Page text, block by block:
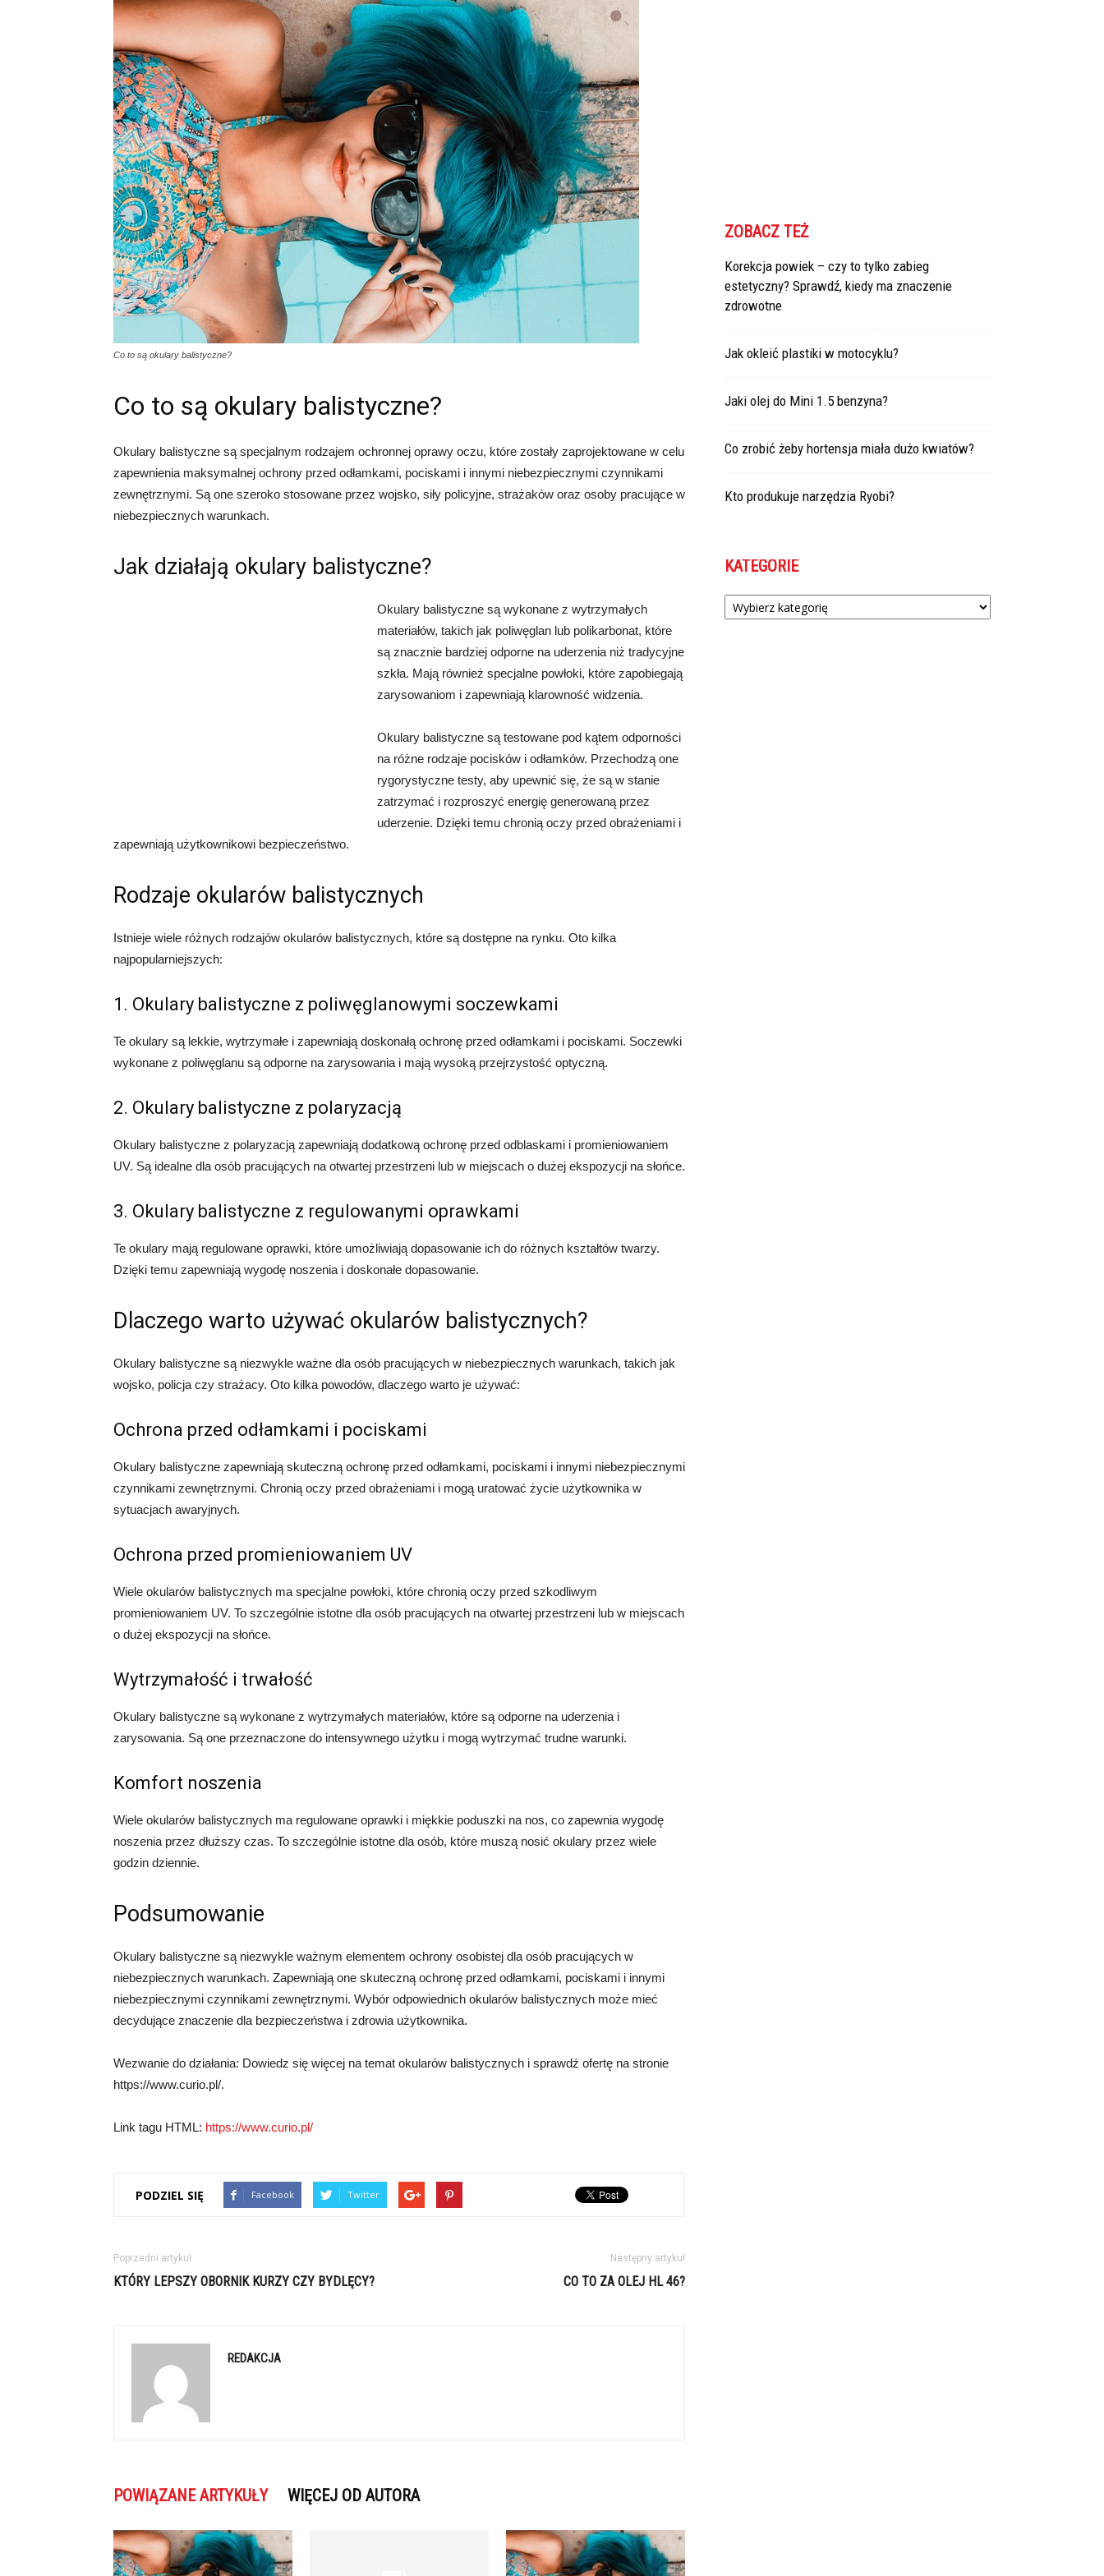
Co to są okulary balistyczne?
Co to są okulary balistyczne?
Okulary balistyczne są specjalnym rodzajem ochronnej oprawy oczu, które zostały zaprojektowane w celu
zapewnienia maksymalnej ochrony przed odłamkami, pociskami i innymi niebezpiecznymi czynnikami
zewnętrznymi. Są one szeroko stosowane przez wojsko, siły policyjne, strażaków oraz osoby pracujące w
niebezpiecznych warunkach.
Jak działają okulary balistyczne?
Okulary balistyczne są wykonane z wytrzymałych
materiałów, takich jak poliwęglan lub polikarbonat, które
są znacznie bardziej odporne na uderzenia niż tradycyjne
szkła. Mają również specjalne powłoki, które zapobiegają
zarysowaniom i zapewniają klarowność widzenia.
Okulary balistyczne są testowane pod kątem odporności
na różne rodzaje pocisków i odłamków. Przechodzą one
rygorystyczne testy, aby upewnić się, że są w stanie
zatrzymać i rozproszyć energię generowaną przez
uderzenie. Dzięki temu chronią oczy przed obrażeniami i
zapewniają użytkownikowi bezpieczeństwo.
Rodzaje okularów balistycznych
Istnieje wiele różnych rodzajów okularów balistycznych, które są dostępne na rynku. Oto kilka
najpopularniejszych:
1. Okulary balistyczne z poliwęglanowymi soczewkami
Te okulary są lekkie, wytrzymałe i zapewniają doskonałą ochronę przed odłamkami i pociskami. Soczewki
wykonane z poliwęglanu są odporne na zarysowania i mają wysoką przejrzystość optyczną.
2. Okulary balistyczne z polaryzacją
Okulary balistyczne z polaryzacją zapewniają dodatkową ochronę przed odblaskami i promieniowaniem
UV. Są idealne dla osób pracujących na otwartej przestrzeni lub w miejscach o dużej ekspozycji na słońce.
3. Okulary balistyczne z regulowanymi oprawkami
Te okulary mają regulowane oprawki, które umożliwiają dopasowanie ich do różnych kształtów twarzy.
Dzięki temu zapewniają wygodę noszenia i doskonałe dopasowanie.
Dlaczego warto używać okularów balistycznych?
Okulary balistyczne są niezwykle ważne dla osób pracujących w niebezpiecznych warunkach, takich jak
wojsko, policja czy strażacy. Oto kilka powodów, dlaczego warto je używać:
Ochrona przed odłamkami i pociskami
Okulary balistyczne zapewniają skuteczną ochronę przed odłamkami, pociskami i innymi niebezpiecznymi
czynnikami zewnętrznymi. Chronią oczy przed obrażeniami i mogą uratować życie użytkownika w
sytuacjach awaryjnych.
Ochrona przed promieniowaniem UV
Wiele okularów balistycznych ma specjalne powłoki, które chronią oczy przed szkodliwym
promieniowaniem UV. To szczególnie istotne dla osób pracujących na otwartej przestrzeni lub w miejscach
o dużej ekspozycji na słońce.
Wytrzymałość i trwałość
Okulary balistyczne są wykonane z wytrzymałych materiałów, które są odporne na uderzenia i
zarysowania. Są one przeznaczone do intensywnego użytku i mogą wytrzymać trudne warunki.
Komfort noszenia
Wiele okularów balistycznych ma regulowane oprawki i miękkie poduszki na nos, co zapewnia wygodę
noszenia przez dłuższy czas. To szczególnie istotne dla osób, które muszą nosić okulary przez wiele
godzin dziennie.
Podsumowanie
Okulary balistyczne są niezwykle ważnym elementem ochrony osobistej dla osób pracujących w
niebezpiecznych warunkach. Zapewniają one skuteczną ochronę przed odłamkami, pociskami i innymi
niebezpiecznymi czynnikami zewnętrznymi. Wybór odpowiednich okularów balistycznych może mieć
decydujące znaczenie dla bezpieczeństwa i zdrowia użytkownika.
Wezwanie do działania: Dowiedz się więcej na temat okularów balistycznych i sprawdź ofertę na stronie
https://www.curio.pl/.
Link tagu HTML: https://www.curio.pl/
PODZIEL SIĘ Facebook Twitter
Poprzedni artykuł
KTÓRY LEPSZY OBORNIK KURZY CZY BYDLĘCY?
Następny artykuł
CO TO ZA OLEJ HL 46?
REDAKCJA
POWIĄZANE ARTYKUŁY WIĘCEJ OD AUTORA
ZOBACZ TEŻ
Korekcja powiek – czy to tylko zabieg
estetyczny? Sprawdź, kiedy ma znaczenie
zdrowotne
Jak okleić plastiki w motocyklu?
Jaki olej do Mini 1.5 benzyna?
Co zrobić żeby hortensja miała dużo kwiatów?
Kto produkuje narzędzia Ryobi?
KATEGORIE
Kategorie